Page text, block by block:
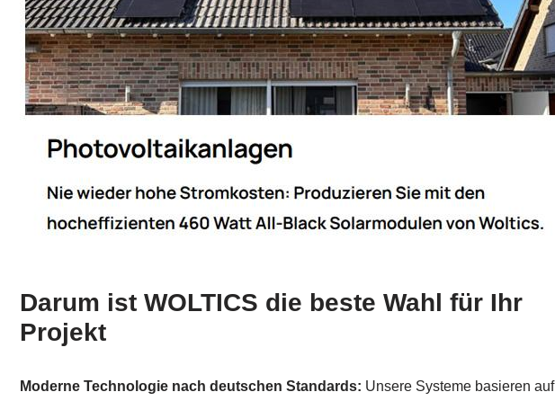
Darum ist WOLTICS die beste Wahl für Ihr
Projekt
Moderne Technologie nach deutschen Standards: Unsere Systeme basieren auf